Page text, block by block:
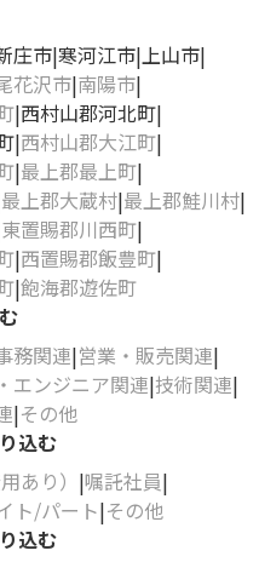
庄市 寒河江市 上山市
花沢市 南陽市
西村山郡河北町
西村山郡大江町
最上郡最上町
最上郡大蔵村 最上郡鮭川村
東置賜郡川西町
西置賜郡飯豊町
飽海郡遊佐町
務関連 営業・販売関連
エンジニア関連 技術関連
その他
込む
あり）
嘱託社員
ト/パート その他
込む